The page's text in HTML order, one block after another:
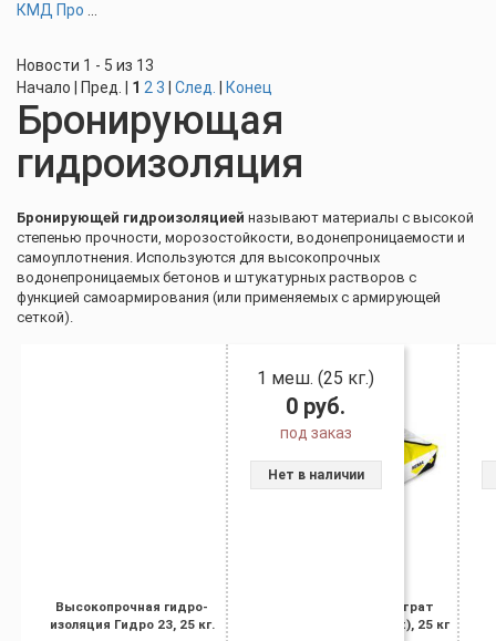
КМД Про
Новости 1 - 5 из 13
Начало | Пред. | 1 2 3 След. Конец
Бронирующая
гидроизоляция
Бронирующей гидроизоляцией называют материалы с высокой
степенью прочности, морозостойкости, водонепроницаемости и
самоуплотнения. Используются для высокопрочных
водонепроницаемых бетонов и штукатурных растворов с
функцией самоармирования (или применяемых с армирующей
сеткой).
Высокопрочная гидро-
изоляция Гидро 23, 25 кг.
1 меш. (25 кг.)
0 руб.
под заказ
Нет в наличии
Гидростоп Пенетрат
(Hidrostop Penetrat), 25 кг